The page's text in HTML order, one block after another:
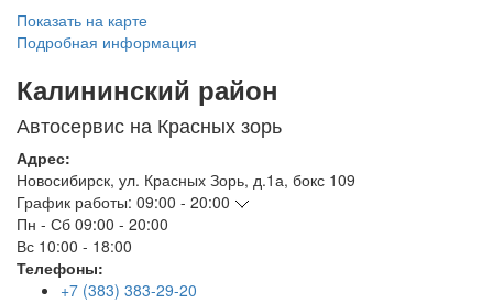
Показать на карте
Подробная информация
Калининский район
Автосервис на Красных зорь
Адрес:
Новосибирск, ул. Красных Зорь, д.1а, бокс 109
График работы: 09:00 - 20:00
Пн - Сб 09:00 - 20:00
Вс 10:00 - 18:00
Телефоны:
+7 (383) 383-29-20